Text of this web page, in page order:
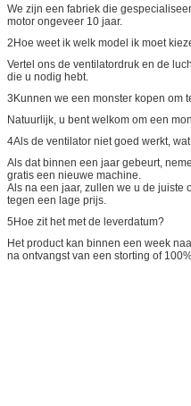
We zijn een fabriek die
motor ongeveer 10 jaar.
2Hoe weet ik welk model ik moet
Vertel ons de ventilatordruk en de
die u nodig hebt.
3Kunnen we een monster kopen om
Natuurlijk, u bent welkom om een
4Als de ventilator niet goed werkt,
Als dat binnen een jaar gebeurt,
gratis een nieuwe machine.
Als na een jaar, zullen we u de juiste
tegen een lage prijs.
5Hoe zit het met de leverdatum?
Het product kan binnen een week
na ontvangst van een storting of